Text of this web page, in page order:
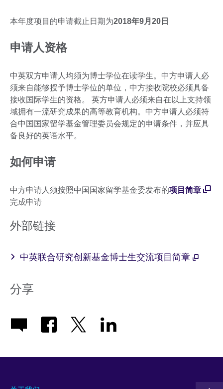
本年度项目的申请截止日期为2018年9月20日
申请人资格
中英双方申请人均须为博士学位在读学生。中方申请人必
须来自能够授予博士学位的单位，中方接收院校必须具备
接收国际学生的资格。 英方申请人必须来自在以上支持领
域拥有一流研究成果的高等教育机构。中方申请人必须符
合中国国家留学基金管理委员会规定的申请条件，并应具
备良好的英语水平。
如何申请
中方申请人须按照中国国家留学基金委发布的项目简章
完成申请
外部链接
中英联合研究创新基金博士生交流项目简章
分享